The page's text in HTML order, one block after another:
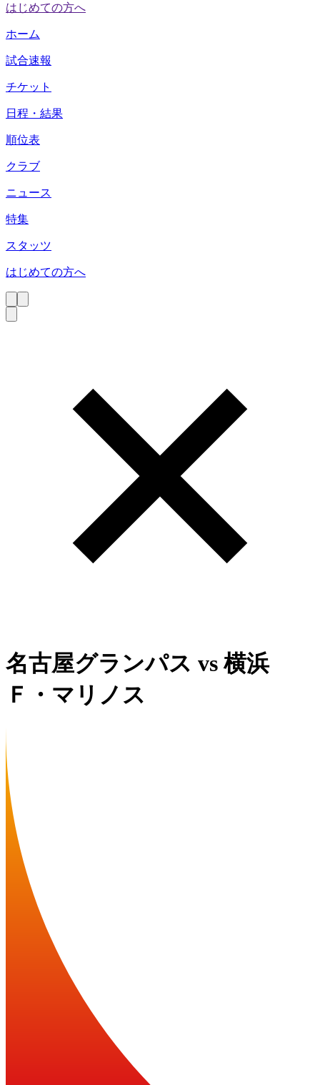
はじめての方へ
ホーム
試合速報
チケット
日程・結果
順位表
クラブ
ニュース
特集
スタッツ
はじめての方へ
名古屋グランパス vs横浜
Ｆ・マリノス